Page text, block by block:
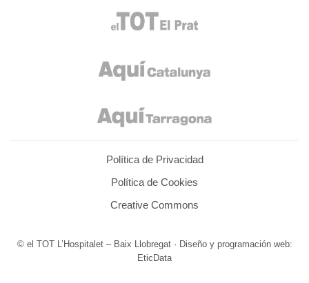
Política de Privacidad
Política de Cookies
Creative Commons
© el TOT L’Hospitalet – Baix Llobregat · Diseño y programación web:
EticData